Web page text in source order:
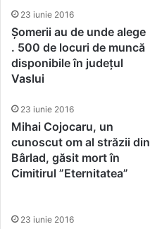
23 iunie 2016
Șomerii au de unde alege
. 500 de locuri de muncă
disponibile în județul
Vaslui
23 iunie 2016
Mihai Cojocaru, un
cunoscut om al străzii din
Bârlad, găsit mort în
Cimitirul ”Eternitatea”
23 iunie 2016